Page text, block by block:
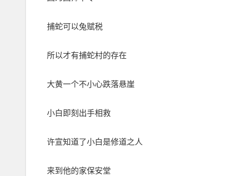
捕蛇可以兔赋税
所以才有捕蛇村的存在
大黄一个不小心跌落悬崖
小白即刻出手相救
许宣知道了小白是修道之人
来到他的家保安堂